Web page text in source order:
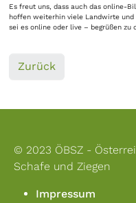
Es freut uns, dass auch das online-
hoffen weiterhin viele Landwirte
sei es online oder live – begrüßen zu
Zurück
© 2023 ÖBSZ -
Schafe und Ziegen
Impressum